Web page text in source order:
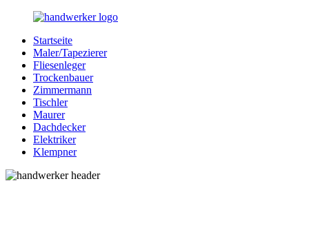
Zurück
Inhalt
Bessere-
Handwerker.de
Handwerker
Ihrer
Nähe
Startseite
Maler/Tapezierer
Fliesenleger
Trockenbauer
Zimmermann
Tischler
Maurer
Dachdecker
Elektriker
Klempner